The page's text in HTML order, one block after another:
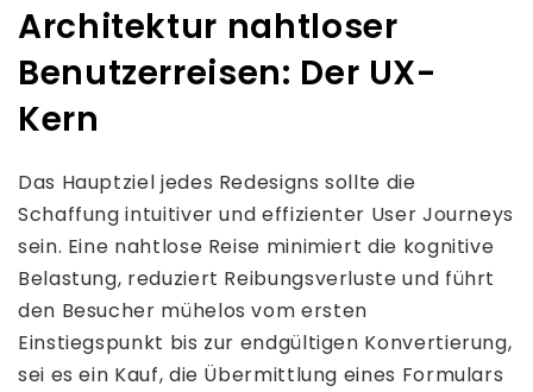
Architektur nahtloser
Benutzerreisen: Der UX-
Kern
Das Hauptziel jedes Redesigns sollte die
Schaffung intuitiver und effizienter User Journeys
sein. Eine nahtlose Reise minimiert die kognitive
Belastung, reduziert Reibungsverluste und führt
den Besucher mühelos vom ersten
Einstiegspunkt bis zur endgültigen Konvertierung,
sei es ein Kauf, die Übermittlung eines Formulars